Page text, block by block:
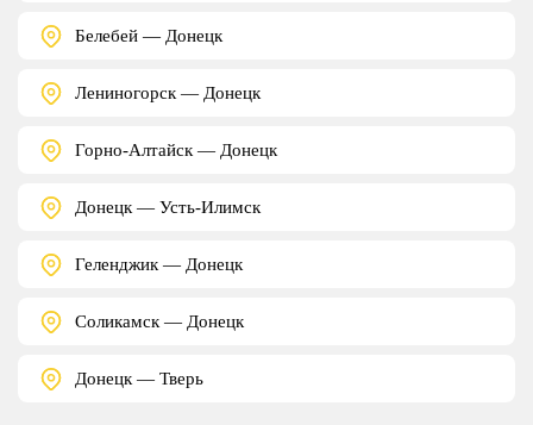
Белебей — Донецк
Лениногорск — Донецк
Горно-Алтайск — Донецк
Донецк — Усть-Илимск
Геленджик — Донецк
Соликамск — Донецк
Донецк — Тверь